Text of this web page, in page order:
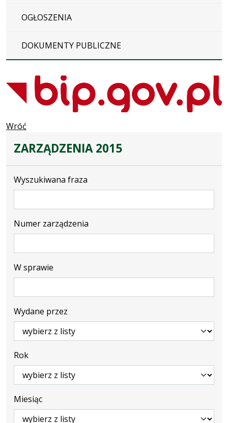
OGŁOSZENIA
DOKUMENTY PUBLICZNE
Wróć
ZARZĄDZENIA 2015
Wyszukiwana fraza
Numer zarządzenia
W sprawie
Wydane przez
Rok
Miesiąc